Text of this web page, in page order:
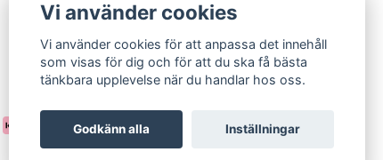
Vi använder cookies
Vi använder cookies för att anpassa det innehåll
som visas för dig och för att du ska få bästa
tänkbara upplevelse när du handlar hos oss.
Godkänn alla Inställningar